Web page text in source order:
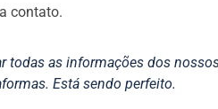
contato.
todas as informações dos
Está sendo perfeito.